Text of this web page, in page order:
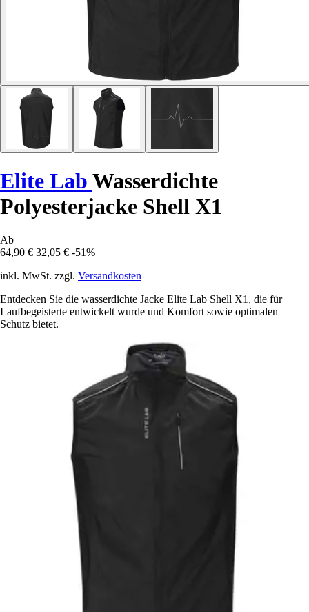
Elite Lab Wasserdichte
Polyesterjacke Shell X1
Ab
64,90 € 32,05 € -51%
inkl. MwSt. zzgl. Versandkosten
Entdecken Sie die wasserdichte Jacke Elite Lab Shell X1, die für
Laufbegeisterte entwickelt wurde und Komfort sowie optimalen
Schutz bietet.